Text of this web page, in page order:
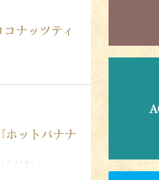
ナッツティ
ホットバナナ
ださい
お土産品として